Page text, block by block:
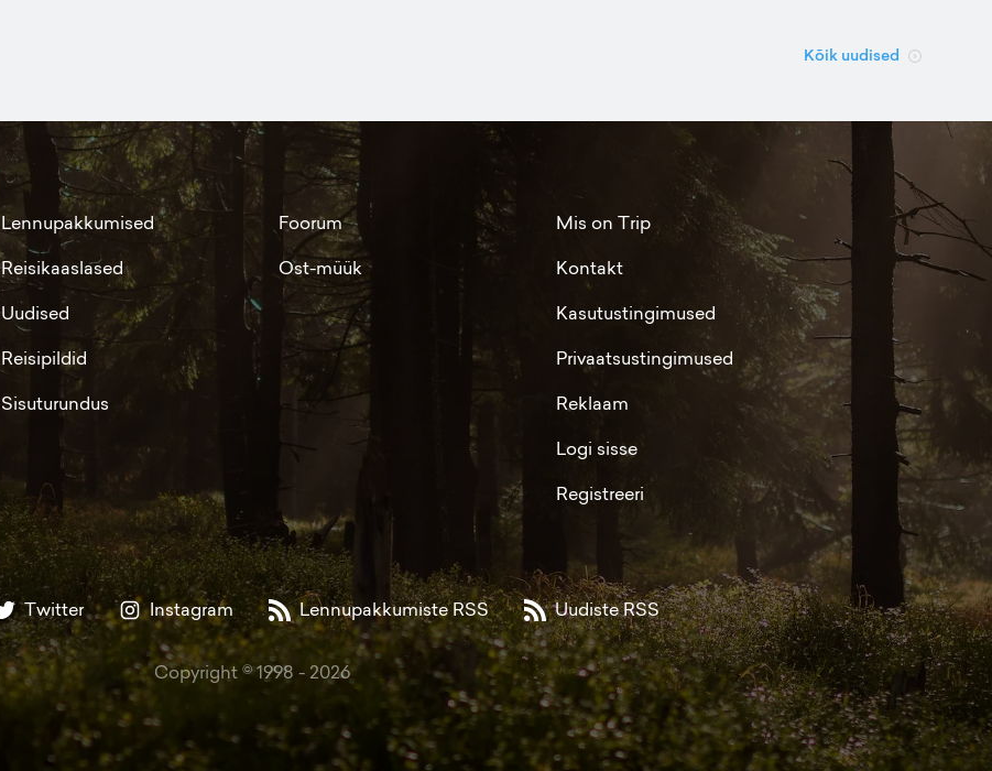
Kõik uudised
Lennupakkumised
Reisikaaslased
Uudised
Reisipildid
Sisuturundus
Foorum
Ost-müük
Mis on Trip
Kontakt
Kasutustingimused
Privaatsustingimused
Reklaam
Logi sisse
Registreeri
Twitter Instagram Lennupakkumiste RSS Uudiste RSS
Copyright © 1998 - 2026